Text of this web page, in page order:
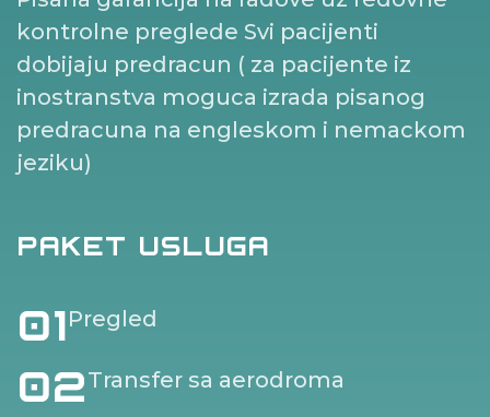
kontrolne preglede Svi pacijenti
dobijaju predracun ( za pacijente iz
inostranstva moguca izrada pisanog
predracuna na engleskom i nemackom
jeziku)
PAKET USLUGA
01Pregled
02Transfer sa aerodroma